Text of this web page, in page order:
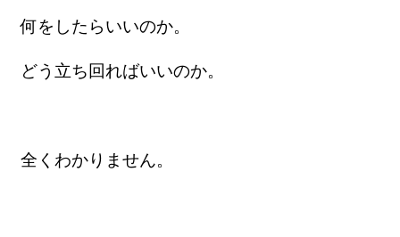
何をしたらいいのか。
どう立ち回ればいいのか。
全くわかりません。